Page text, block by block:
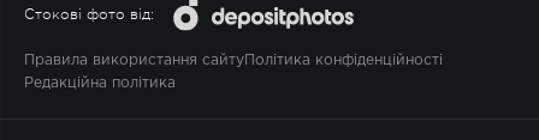
Стокові фото від:
Правила використання сайту Політика конфіденційності
Редакційна політика